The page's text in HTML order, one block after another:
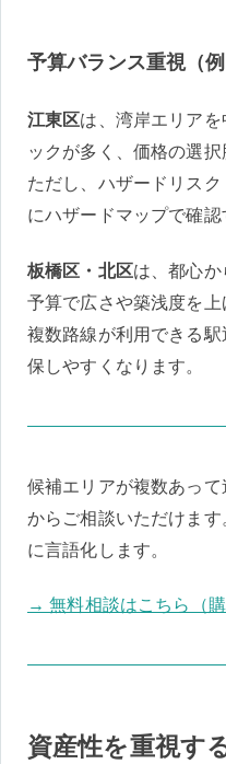
予算バランス重視（
江東区は、湾岸エリア
ックが多く、価格の選択
ただし、ハザードリス
にハザードマップで確認
板橋区・北区は、都心か
予算で広さや築浅度を上
複数路線が利用できる
保しやすくなります。
候補エリアが複数あっ
からご相談いただけま
に言語化します。
→ 無料相談はこちら（購
資産性を重視す